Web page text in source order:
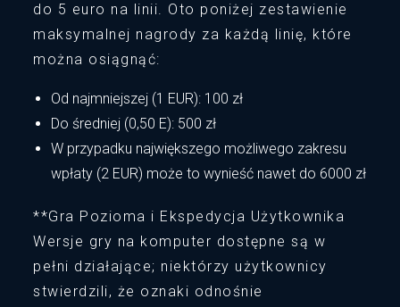
do 5 euro na linii. Oto poniżej zestawienie
maksymalnej nagrody za każdą linię, które
można osiągnąć:
Od najmniejszej (1 EUR): 100 zł
Do średniej (0,50 E): 500 zł
W przypadku największego możliwego zakresu
wpłaty (2 EUR) może to wynieść nawet do 6000 zł
**Gra Pozioma i Ekspedycja Użytkownika
Wersje gry na komputer dostępne są w
pełni działające; niektórzy użytkownicy
stwierdzili, że oznaki odnośnie